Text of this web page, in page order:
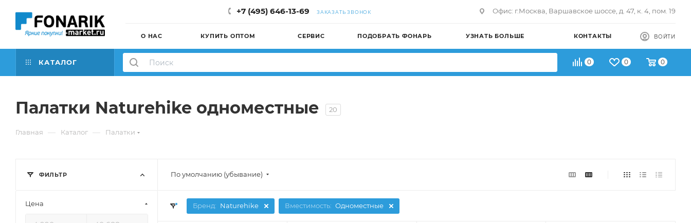
+7 (495) 646-13-69 ЗАКАЗАТЬ ЗВОНОК Офис: г.Москва, Варшавское шоссе, д. 47, к. 4, пом. 19
О НАС КУПИТЬ ОПТОМ СЕРВИС ПОДОБРАТЬ ФОНАРЬ УЗНАТЬ БОЛЬШЕ КОНТАКТЫ ВОЙТИ
КАТАЛОГ 0 0 0
Палатки Naturehike одноместные 20
Главная — Каталог — Палатки
По умолчанию (убывание)
Бренд: Naturehike Вместимость: Одноместные
ФИЛЬТР
Цена